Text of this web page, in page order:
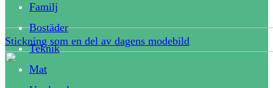
Stickning som en del av dagens modebild
Familj
Bostäder
Teknik
Mat